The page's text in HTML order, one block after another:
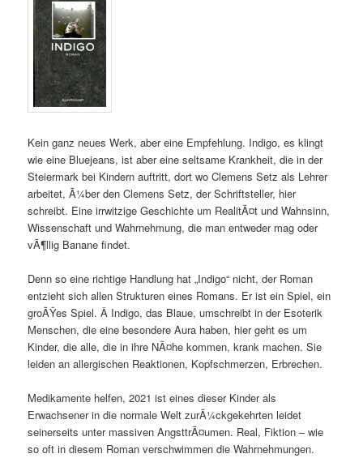
Kein ganz neues Werk, aber eine Empfehlung. Indigo, es klingt
wie eine Bluejeans, ist aber eine seltsame Krankheit, die in der
Steiermark bei Kindern auftritt, dort wo Clemens Setz als Lehrer
arbeitet, Ã¼ber den Clemens Setz, der Schriftsteller, hier
schreibt. Eine irrwitzige Geschichte um RealitÃ¤t und Wahnsinn,
Wissenschaft und Wahrnehmung, die man entweder mag oder
vÃ¶llig Banane findet.
Denn so eine richtige Handlung hat „Indigo“ nicht, der Roman
entzieht sich allen Strukturen eines Romans. Er ist ein Spiel, ein
groÃŸes Spiel. Â Indigo, das Blaue, umschreibt in der Esoterik
Menschen, die eine besondere Aura haben, hier geht es um
Kinder, die alle, die in ihre NÃ¤he kommen, krank machen. Sie
leiden an allergischen Reaktionen, Kopfschmerzen, Erbrechen.
Medikamente helfen, 2021 ist eines dieser Kinder als
Erwachsener in die normale Welt zurÃ¼ckgekehrten leidet
seinerseits unter massiven AngsttrÃ¤umen. Real, Fiktion – wie
so oft in diesem Roman verschwimmen die Wahrnehmungen.